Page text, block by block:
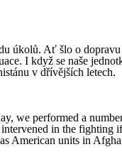
Ať šlo o
I když se naše
v dřívějších letech.
we performed a
in the
American units in